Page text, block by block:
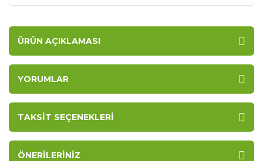
ÜRÜN AÇIKLAMASI
YORUMLAR
TAKSIT SEÇENEKLERI
ÖNERILERINIZ